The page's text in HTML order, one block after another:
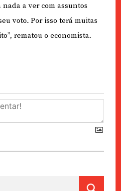
nada a ver com assuntos
voto. Por isso terá muitas
rematou o economista.